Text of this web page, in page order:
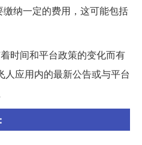
纳一定的费用，这可能包括
时间和平台政策的变化而有
应用内的最新公告或与平台